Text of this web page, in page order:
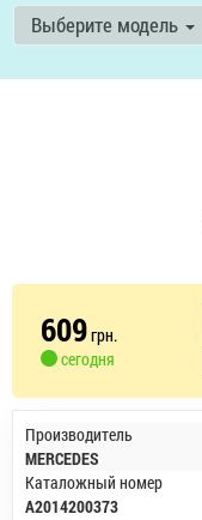
Выберите модель
609грн.
сегодня
Производитель
MERCEDES
Каталожный номер
A2014200373